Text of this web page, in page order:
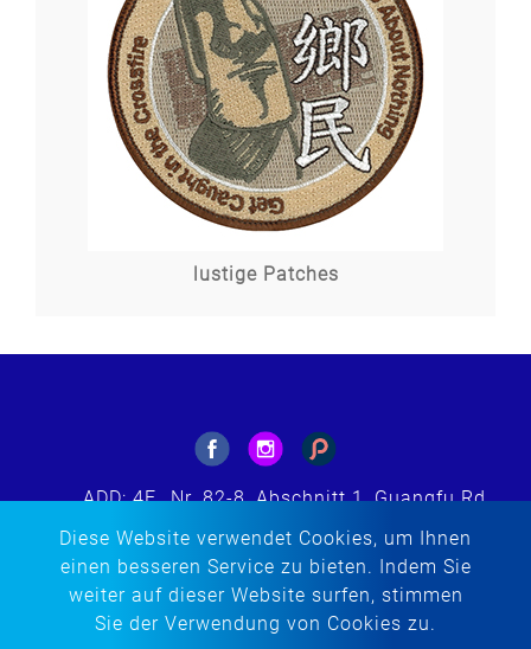
lustige Patches
Diese Website verwendet Cookies, um Ihnen
einen besseren Service zu bieten. Indem Sie
weiter auf dieser Website surfen, stimmen
Sie der Verwendung von Cookies zu.
ADD: 4F., Nr. 82-8, Abschnitt 1, Guangfu Rd.,
Sanchong Dist., New Taipei City 241564,
Taiwan (ROC)
E-MAIL: tacherng@embroidery.com.tw
+886-2-85123299
FAX: +886-2-85123298